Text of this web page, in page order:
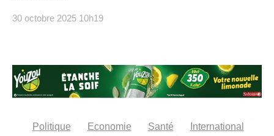
30 octobre 2025 10h19
Politique Economie Santé
International